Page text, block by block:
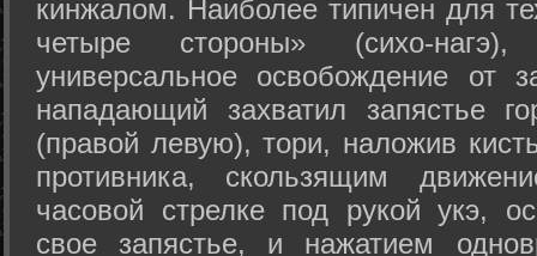
кинжалом. Наиболее типичен для
четыре стороны» (сихо-
универсальное освобождение от
нападающий захватил запястье
(правой левую), тори, наложив
противника, скользящим
часовой стрелке под рукой укэ,
свое запястье, и нажатием